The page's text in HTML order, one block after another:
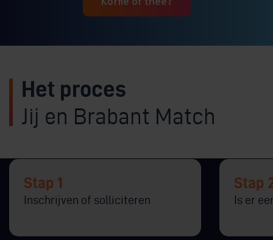
Het proces
Jij en Brabant Match
Stap 1
Inschrijven of solliciteren
Stap
Is er